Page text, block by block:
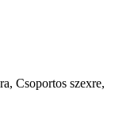
Csoportos szexre,